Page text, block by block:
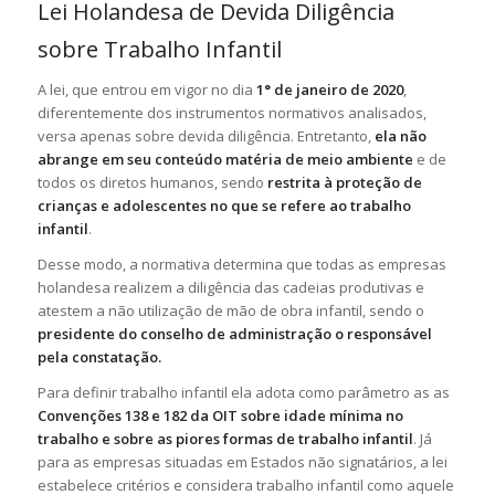
Lei Holandesa de Devida Diligência
sobre Trabalho Infantil
A lei, que entrou em vigor no dia 1° de janeiro de 2020,
diferentemente dos instrumentos normativos analisados,
versa apenas sobre devida diligência. Entretanto,ela não
abrange em seu conteúdo matéria de meio ambiente e de
todos os diretos humanos, sendo restrita à proteção de
crianças e adolescentes no que se refere ao trabalho
infantil.
Desse modo, a normativa determina que todas as empresas
holandesa realizem a diligência das cadeias produtivas e
atestem a não utilização de mão de obra infantil, sendo o
presidente do conselho de administração o responsável
pela constatação.
Para definir trabalho infantil ela adota como parâmetro as as
Convenções 138 e 182 da OIT sobre idade mínima no
trabalho e sobre as piores formas de trabalho infantil. Já
para as empresas situadas em Estados não signatários, a lei
estabelece critérios e considera trabalho infantil como aquele